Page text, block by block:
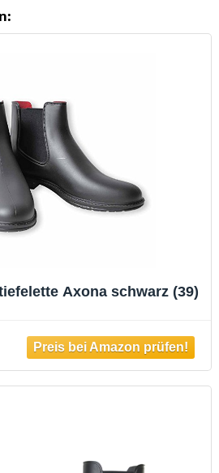
Axona schwarz (39)